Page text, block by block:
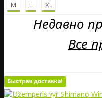
M L XL
Недавно
Все